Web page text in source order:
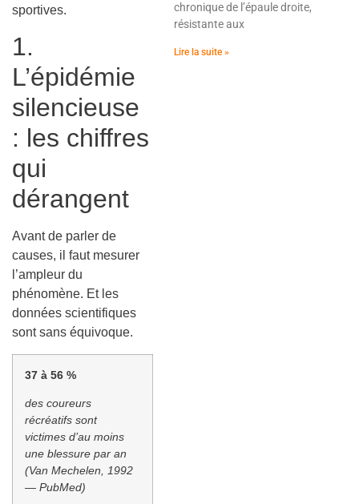
sportives.
1.
L’épidémie
silencieuse
: les chiffres
qui
dérangent
Avant de parler de
causes, il faut mesurer
l’ampleur du
phénomène. Et les
données scientifiques
sont sans équivoque.
37 à 56 %
des coureurs
récréatifs sont
victimes d’au moins
une blessure par an
(Van Mechelen, 1992
— PubMed)
chronique de l’épaule droite,
résistante aux
Lire la suite »